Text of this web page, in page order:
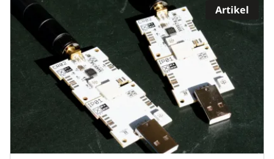
Artikel